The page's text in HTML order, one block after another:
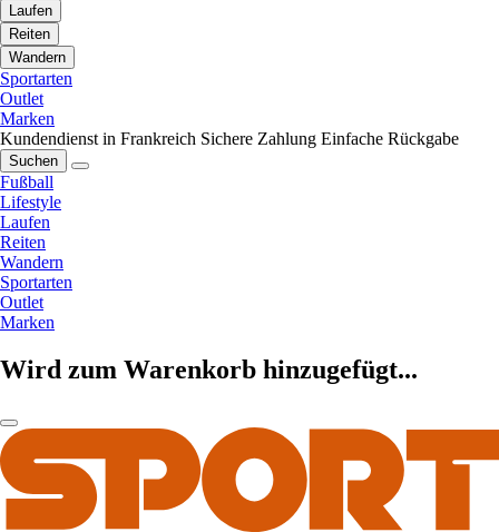
Laufen
Reiten
Wandern
Sportarten
Outlet
Marken
Kundendienst in Frankreich Sichere Zahlung Einfache Rückgabe
Suchen
Fußball
Lifestyle
Laufen
Reiten
Wandern
Sportarten
Outlet
Marken
Wird zum Warenkorb hinzugefügt...